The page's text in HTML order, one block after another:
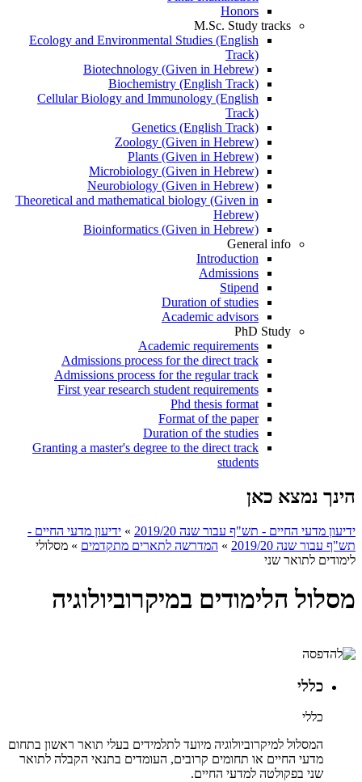
Honors
M.Sc. Study tracks
Ecology and Environmental Studies (English
Track)
Biotechnology (Given in Hebrew)
Biochemistry (English Track)
Cellular Biology and Immunology (English
Track)
Genetics (English Track)
Zoology (Given in Hebrew)
Plants (Given in Hebrew)
Microbiology (Given in Hebrew)
Neurobiology (Given in Hebrew)
Theoretical and mathematical biology (Given in
Hebrew)
Bioinformatics (Given in Hebrew)
General info
Introduction
Admissions
Stipend
Duration of studies
Academic advisors
PhD Study
Academic requirements
Admissions process for the direct track
Admissions process for the regular track
First year research student requirements
Phd thesis format
Format of the paper
Duration of the studies
Granting a master's degree to the direct track
students
הינך נמצא כאן
ידיעון מדעי החיים - תש"ף עבור שנה 2019/20 » ידיעון מדעי החיים -
תש"ף עבור שנה 2019/20
» המדרשה לתארים מתקדמים » מסלולי
לימודים לתואר שני
מסלול הלימודים במיקרוביולוגיה
כללי
כללי
המסלול למיקרוביולוגיה מיועד לתלמידים בעלי תואר ראשון בתחום
מדעי החיים או תחומים קרובים, העומדים בתנאי הקבלה לתואר
שני בפקולטה למדעי החיים.